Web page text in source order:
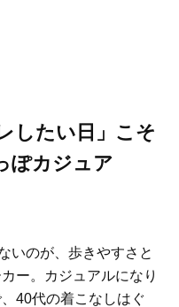
したい日」こそ
ぽカジュア
いのが、歩きやすさと
ー。カジュアルになり
40代の着こなしはぐ